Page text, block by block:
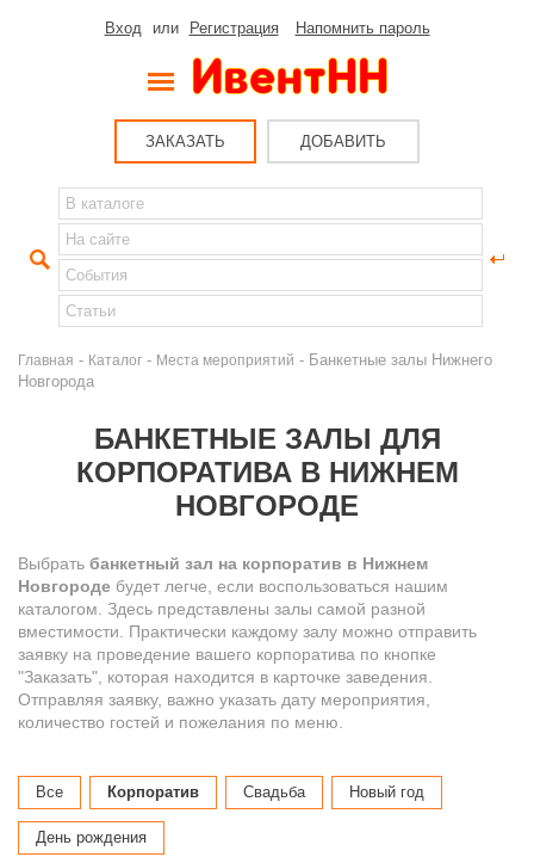
Вход или Регистрация Напомнить пароль
ЗАКАЗАТЬ ДОБАВИТЬ
Главная - Каталог - Места мероприятий - Банкетные залы Нижнего
Новгорода
БАНКЕТНЫЕ ЗАЛЫ ДЛЯ
КОРПОРАТИВА В НИЖНЕМ
НОВГОРОДЕ
Выбрать банкетный зал на корпоратив в Нижнем
Новгороде будет легче, если воспользоваться нашим
каталогом. Здесь представлены залы самой разной
вместимости. Практически каждому залу можно отправить
заявку на проведение вашего корпоратива по кнопке
"Заказать", которая находится в карточке заведения.
Отправляя заявку, важно указать дату мероприятия,
количество гостей и пожелания по меню.
Все Корпоратив Свадьба Новый год
День рождения